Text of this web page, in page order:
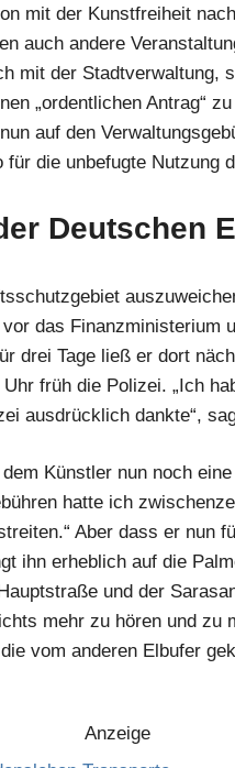
mit der Kunstfreiheit nach
auch andere
mit der Stadtverwaltung,
„ordentlichen Antrag“
auf den
die unbefugte Nutzung
Deutschen
das Finanzministerium
drei Tage ließ er dort
früh die Polizei. „Ich
ausdrücklich dankte“,
Künstler nun noch
hatte ich
Aber dass er nun
ihn erheblich auf die
und der
mehr zu hören und zu
vom anderen Elbufer
Anzeige